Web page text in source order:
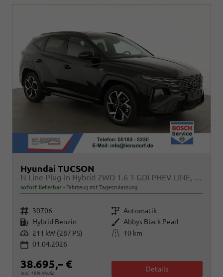
Hyundai TUCSON
N Line Plug-In Hybrid 2WD 1.6 T-GDI PHEV LINE, Navi, Kamera, Side, Winter
sofort lieferbar Fahrzeug mit Tageszulassung
Fahrzeugnr. 30706 Getriebe Automatik
Kraftstoff Hybrid Benzin Außenfarbe Abbys Black Pearl
Leistung 211 kW (287 PS) Kilometerstand
10 km
01.04.2026
38.695,– €
incl. 19% MwSt.
Details